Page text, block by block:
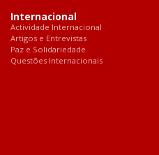
Internacional
Actividade Internacional
Artigos e Entrevistas
Paz e Solidariedade
Questões Internacionais